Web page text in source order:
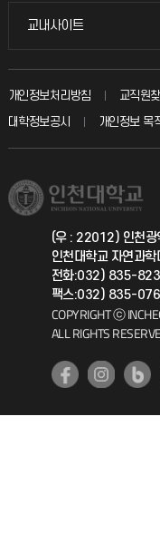
입학안내
취업정보(학생)
칭찬마당
학생서비스 지킴이
국방헬프콜
총동문회
교내사이트
교내사이트
교수회
교육혁신본부
국제지원과
공자아카데미
기초교육원
개인정보처리방침 교직원찾
대학정보공시
개인정보 목
(우 : 22012) 인천광
인천대학교 자연과
전화:032) 835-
팩스:032) 835-
COPYRIGHT ⓒ
ALL RIGHTS